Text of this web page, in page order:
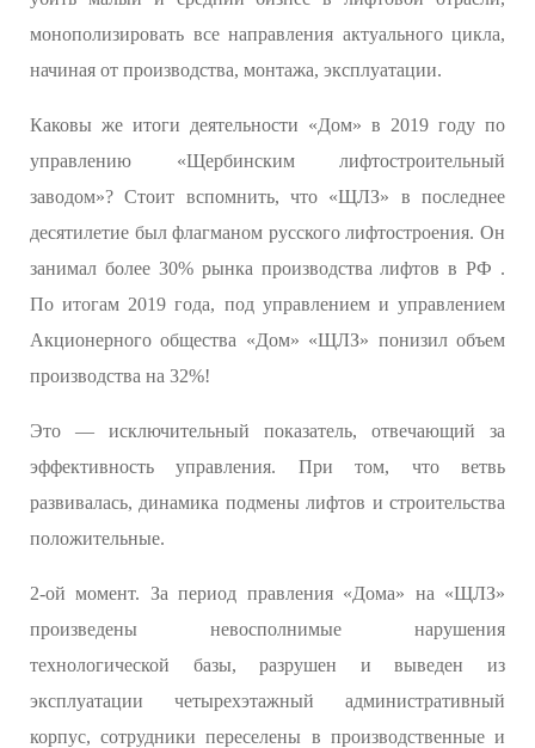
монополизировать все направления актуального цикла,
начиная от производства, монтажа, эксплуатации.
Каковы же итоги деятельности «Дом» в 2019 году по
управлению «Щербинским лифтостроительный
заводом»? Стоит вспомнить, что «ЩЛЗ» в последнее
десятилетие был флагманом русского лифтостроения. Он
занимал более 30% рынка производства лифтов в РФ .
По итогам 2019 года, под управлением и управлением
Акционерного общества «Дом» «ЩЛЗ» понизил объем
производства на 32%!
Это — исключительный показатель, отвечающий за
эффективность управления. При том, что ветвь
развивалась, динамика подмены лифтов и строительства
положительные.
2-ой момент. За период правления «Дома» на «ЩЛЗ»
произведены невосполнимые нарушения
технологической базы, разрушен и выведен из
эксплуатации четырехэтажный административный
корпус, сотрудники переселены в производственные и